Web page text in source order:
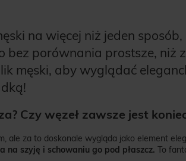
na więcej niż jeden
bez porównania prostsze, niż
męski, aby wyglądać
Czy węzeł zawsze jest
ale za to doskonale wygląda jako element
na szyję i schowaniu go pod płaszcz. To